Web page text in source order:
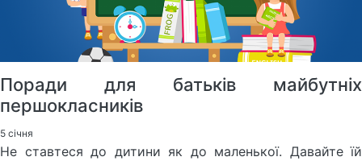
Поради для батьків майбутніх
першокласників
5 січня
Не ставтеся до дитини як до маленької. Давайте їй